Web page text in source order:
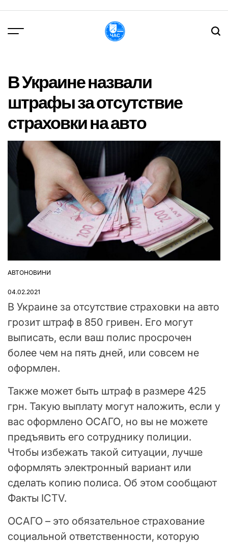
вмісту
В Украине назвали
штрафы за отсутствие
страховки на авто
ОПУБЛІКУВАТИ
АВТОНОВИНИ
04.02.2021
В Украине за отсутствие страховки на авто
грозит штраф в 850 гривен. Его могут
выписать, если ваш полис просрочен
более чем на пять дней, или совсем не
оформлен.
Также может быть штраф в размере 425
грн. Такую выплату могут наложить, если у
вас оформлено ОСАГО, но вы не можете
предъявить его сотруднику полиции.
Чтобы избежать такой ситуации, лучше
оформлять электронный вариант или
сделать копию полиса. Об этом сообщают
Факты ICTV.
ОСАГО – это обязательное страхование
социальной ответственности, которую